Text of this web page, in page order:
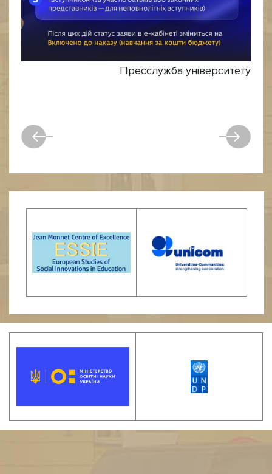
Пресслужба університету